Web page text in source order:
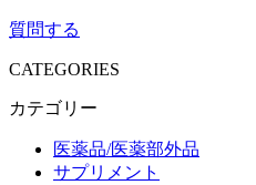
質問する
CATEGORIES
カテゴリー
医薬品/医薬部外品
サプリメント